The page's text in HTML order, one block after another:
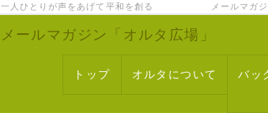
一人ひとりが声をあげて平和を創る メールマガジン
メールマガジン「オルタ広場」
トップ オルタについて バッ